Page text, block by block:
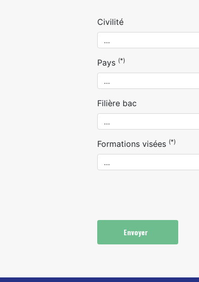
Civilité
Pays (*)
Filière bac
Formations visées (*)
Envoyer